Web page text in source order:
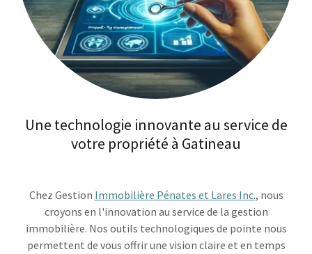
Une technologie innovante au service de
votre propriété à Gatineau
Chez Gestion Immobilière Pénates et Lares Inc., nous
croyons en l'innovation au service de la gestion
immobilière. Nos outils technologiques de pointe nous
permettent de vous offrir une vision claire et en temps